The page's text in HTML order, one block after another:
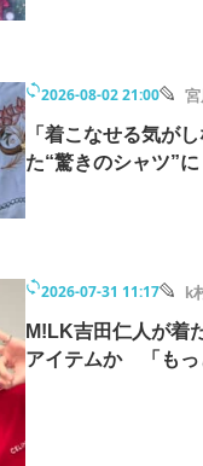
2026-08-02 21:00
「着こなせる気が
た“驚きのシャツ”
2026-07-31 11:17 k
M!LK吉田仁人が着
アイテムか 「もっ